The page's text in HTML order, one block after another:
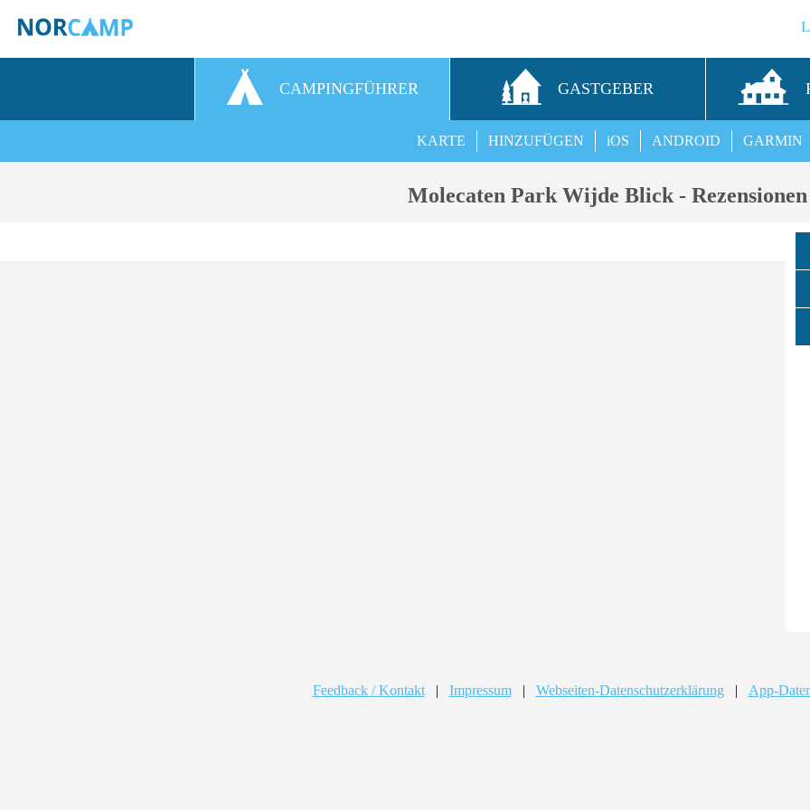
CAMPINGFÜHRER GASTGEBER
GARMIN
ANDROID
iOS
HINZUFÜGEN
KARTE
Molecaten Park Wijde Blick - Rezensionen
Feedback / Kontakt | Impressum | Webseiten-Datenschutzerklärung | App-